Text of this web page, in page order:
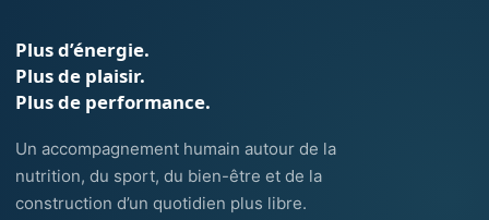
Plus d’énergie.
Plus de plaisir.
Plus de performance.
Un accompagnement humain autour de la
nutrition, du sport, du bien-être et de la
construction d’un quotidien plus libre.